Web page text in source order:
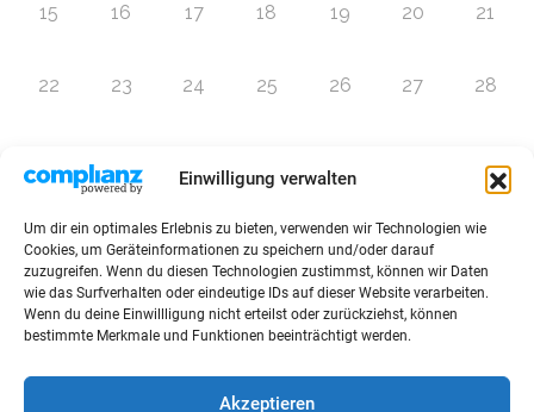
Einwilligung verwalten
Um dir ein optimales Erlebnis zu bieten, verwenden wir Technologien wie
Cookies, um Geräteinformationen zu speichern und/oder darauf
zuzugreifen. Wenn du diesen Technologien zustimmst, können wir Daten
wie das Surfverhalten oder eindeutige IDs auf dieser Website verarbeiten.
Wenn du deine Einwillligung nicht erteilst oder zurückziehst, können
bestimmte Merkmale und Funktionen beeinträchtigt werden.
Akzeptieren
15 16 17 18 19 20 21
22 23 24 25 26 27 28
Zur Eventübersicht